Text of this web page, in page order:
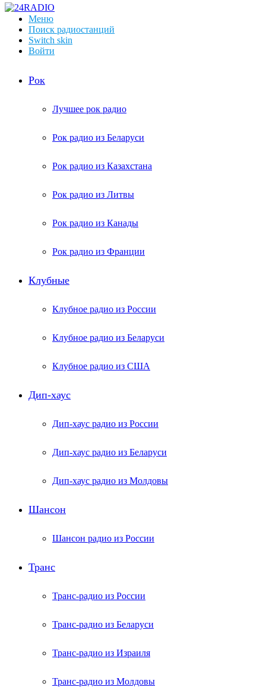
Меню
Поиск радиостанций
Switch skin
Войти
Рок
Лучшее рок радио
Рок радио из Беларуси
Рок радио из Казахстана
Рок радио из Литвы
Рок радио из Канады
Рок радио из Франции
Клубные
Клубное радио из России
Клубное радио из Беларуси
Клубное радио из США
Дип-хаус
Дип-хаус радио из России
Дип-хаус радио из Беларуси
Дип-хаус радио из Молдовы
Шансон
Шансон радио из России
Транс
Транс-радио из России
Транс-радио из Беларуси
Транс-радио из Израиля
Транс-радио из Молдовы